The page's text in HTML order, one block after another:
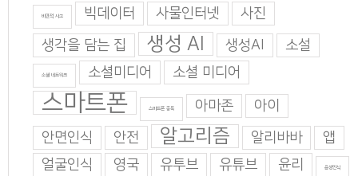
비판적 사고 빅데이터 사물인터넷
사진
생각을 담는 집
생성 AI 생성AI 소설
소셜 네트워크 소셜미디어 소셜 미디어
스마트폰 스마트폰 중독 아마존
아이
안면인식
안전 알고리즘 알리바바
앱
얼굴인식
영국 유투브 유튜브 윤리 음성인식